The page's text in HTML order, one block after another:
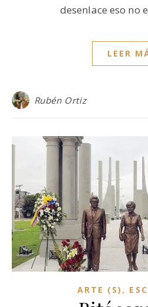
desenlace eso no
LEER
Rubén Ortiz
ARTE (S) ,